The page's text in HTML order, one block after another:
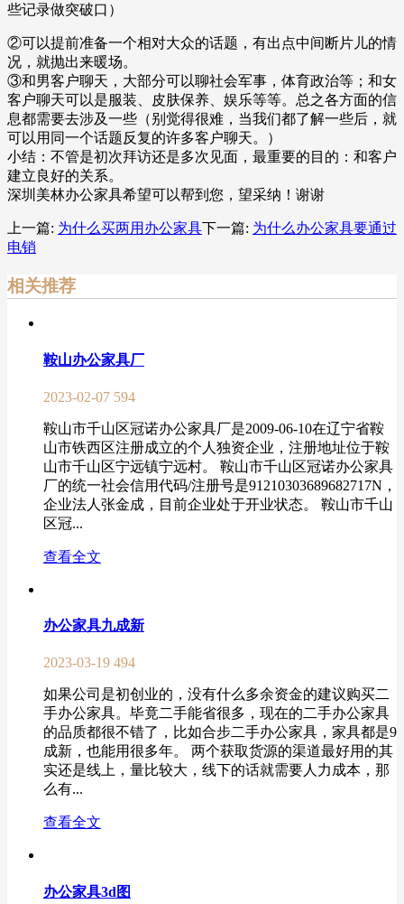
些记录做突破口）
②可以提前准备一个相对大众的话题，有出点中间断片儿的情
况，就抛出来暖场。
③和男客户聊天，大部分可以聊社会军事，体育政治等；和女
客户聊天可以是服装、皮肤保养、娱乐等等。总之各方面的信
息都需要去涉及一些（别觉得很难，当我们都了解一些后，就
可以用同一个话题反复的许多客户聊天。）
小结：不管是初次拜访还是多次见面，最重要的目的：和客户
建立良好的关系。
深圳美林办公家具希望可以帮到您，望采纳！谢谢
上一篇: 为什么买两用办公家具下一篇: 为什么办公家具要通过
电销
相关推荐
鞍山办公家具厂
2023-02-07 594
鞍山市千山区冠诺办公家具厂是2009-06-10在辽宁省鞍
山市铁西区注册成立的个人独资企业，注册地址位于鞍
山市千山区宁远镇宁远村。 鞍山市千山区冠诺办公家具
厂的统一社会信用代码/注册号是91210303689682717N，
企业法人张金成，目前企业处于开业状态。 鞍山市千山
区冠...
查看全文
办公家具九成新
2023-03-19 494
如果公司是初创业的，没有什么多余资金的建议购买二
手办公家具。毕竟二手能省很多，现在的二手办公家具
的品质都很不错了，比如合步二手办公家具，家具都是9
成新，也能用很多年。 两个获取货源的渠道最好用的其
实还是线上，量比较大，线下的话就需要人力成本，那
么有...
查看全文
办公家具3d图